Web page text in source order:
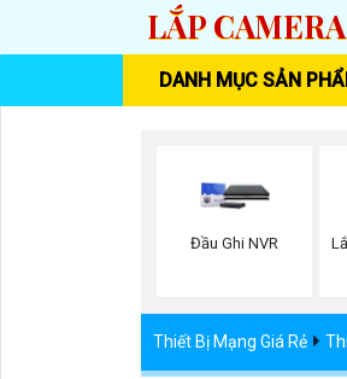
LẮP
DANH MỤC SẢN
Đầu Ghi NVR
Thiết Bị Mạng Giá Rẻ